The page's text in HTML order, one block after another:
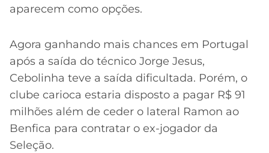
aparecem como opções.
Agora ganhando mais chances em Portugal
após a saída do técnico Jorge Jesus,
Cebolinha teve a saída dificultada. Porém, o
clube carioca estaria disposto a pagar R$ 91
milhões além de ceder o lateral Ramon ao
Benfica para contratar o ex-jogador da
Seleção.